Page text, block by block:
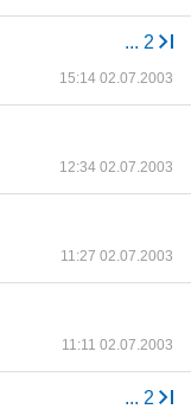
... 2
15:14 02.07.2003
12:34 02.07.2003
11:27 02.07.2003
11:11 02.07.2003
... 2